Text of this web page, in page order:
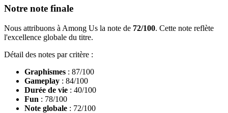
Notre note finale
Nous attribuons à Among Us la note de 72/100. Cette note reflète
l'excellence globale du titre.
Détail des notes par critère :
Graphismes : 87/100
Gameplay : 84/100
Durée de vie : 40/100
Fun : 78/100
Note globale : 72/100